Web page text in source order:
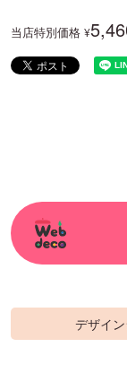
当店特別価格 ¥
デザイ